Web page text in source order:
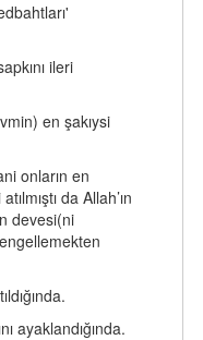
ileri
en şakıysi
onların en
da Allah’ın
devesi(ni
ayaklandığında.